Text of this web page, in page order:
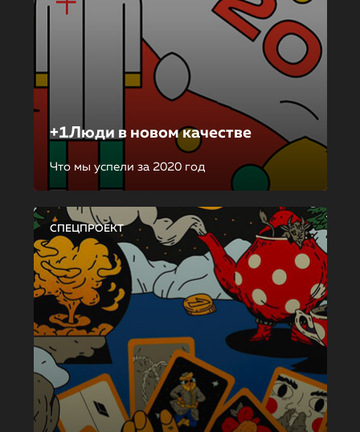
+1Люди в новом качестве
Что мы успели за 2020 год
СПЕЦПРОЕКТ